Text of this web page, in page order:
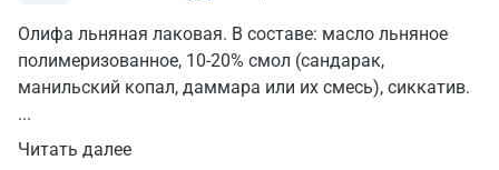
Олифа льняная лаковая. В составе: масло льняное
полимеризованное, 10-20% смол (сандарак,
манильский копал, даммара или их смесь), сиккатив.
...
Читать далее